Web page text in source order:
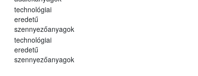
technológiai
eredetű
szennyezőanyagok
technológiai
eredetű
szennyezőanyagok